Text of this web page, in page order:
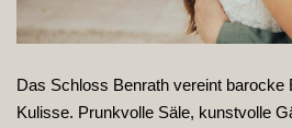
Das Schloss Benrath vereint barocke
Kulisse. Prunkvolle Säle, kunstvolle